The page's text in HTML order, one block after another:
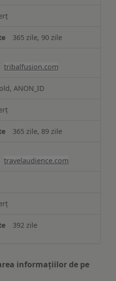
365 zile, 90 zile
tribalfusion.com
ANON_ID
365 zile, 89 zile
travelaudience.com
392 zile
informațiilor de pe